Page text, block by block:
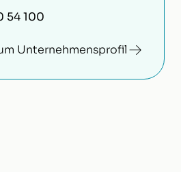
54 100
Unternehmensprofil